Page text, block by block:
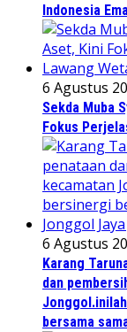
Indonesia
6 Agustus
Sekda Muba
Fokus
6 Agustus
Karang
dan
bersama